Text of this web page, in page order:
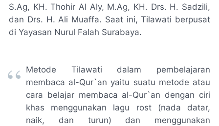
S.Ag, KH. Thohir Al Aly, M.Ag, KH. Drs. H. Sadzili,
dan Drs. H. Ali Muaffa. Saat ini, Tilawati berpusat
di Yayasan Nurul Falah Surabaya.
Metode Tilawati dalam pembelajaran
membaca al-Qur`an yaitu suatu metode atau
cara belajar membaca al-Qur`an dengan ciri
khas menggunakan lagu rost (nada datar,
naik, dan turun) dan menggunakan